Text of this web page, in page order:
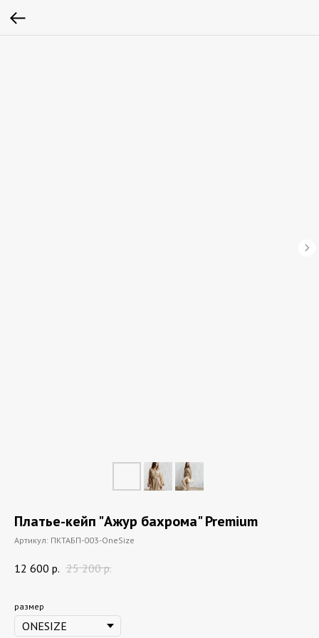
Платье-кейп "Ажур бахрома" Premium
Артикул: ПКТАБП-003-OneSize
12 600 р. 25 200 р.
размер